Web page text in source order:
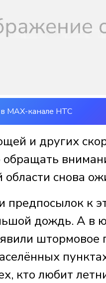
MAX-канале НТС
и других
снова
предпосылок к
дождь. А в
кто любит